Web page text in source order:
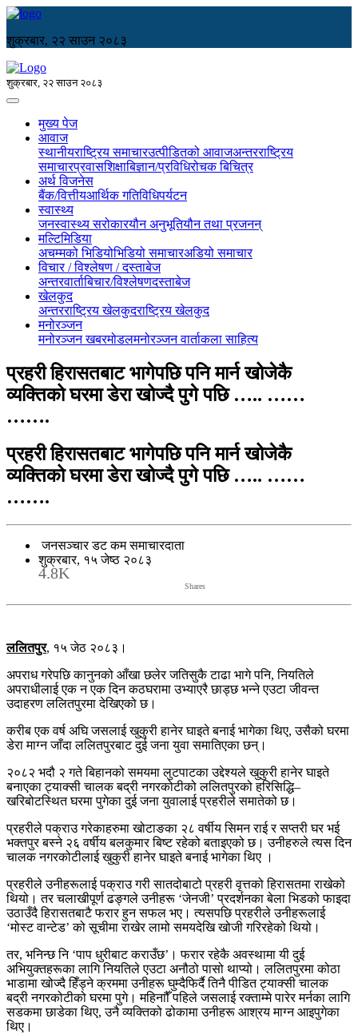
शुक्रबार, २२ साउन २०८३
शुक्रबार, २२ साउन २०८३
मुख्य पेज
आवाज
स्थानीयराष्ट्रिय समाचारउत्पीडितको आवाजअन्तरराष्ट्रिय
समाचारप्रवासशिक्षाबिज्ञान/प्रविधिरोचक बिचित्र
अर्थ विजनेस
बैंक/वित्तीयआर्थिक गतिविधिपर्यटन
स्वास्थ्य
जनस्वास्थ्य सरोकारयौन अनुभूतियौन तथा प्रजनन्
मल्टिमिडिया
अचम्मको भिडियोभिडियो समाचारअडियो समाचार
विचार / विश्लेषण / दस्ताबेज
अन्तरवार्ताबिचार/विश्लेषणदस्ताबेज
खेलकुद
अन्तरराष्ट्रिय खेलकुदराष्ट्रिय खेलकुद
मनोरञ्जन
मनोरञ्जन खबरमोडलमनोरञ्जन वार्ताकला साहित्य
प्रहरी हिरासतबाट भागेपछि पनि मार्न खोजेकै
व्यक्तिको घरमा डेरा खोज्दै पुगे पछि ….. ……
…….
प्रहरी हिरासतबाट भागेपछि पनि मार्न खोजेकै
व्यक्तिको घरमा डेरा खोज्दै पुगे पछि ….. ……
…….
जनसञ्चार डट कम समाचारदाता
शुक्रबार, १५ जेष्ठ २०८३
4.8K
Shares
ललितपुर, १५ जेठ २०८३।
अपराध गरेपछि कानुनको आँखा छलेर जतिसुकै टाढा भागे पनि, नियतिले
अपराधीलाई एक न एक दिन कठघरामा उभ्याएरै छाड्छ भन्ने एउटा जीवन्त
उदाहरण ललितपुरमा देखिएको छ।
करीब एक वर्ष अघि जसलाई खुकुरी हानेर घाइते बनाई भागेका थिए, उसैको घरमा
डेरा माग्न जाँदा ललितपुरबाट दुई जना युवा समातिएका छन्।
२०८२ भदौ २ गते बिहानको समयमा लुटपाटका उद्देश्यले खुकुरी हानेर घाइते
बनाएका ट्याक्सी चालक बद्री नगरकोटीको ललितपुरको हरिसिद्धि–
खरिबोटस्थित घरमा पुगेका दुई जना युवालाई प्रहरीले समातेको छ।
प्रहरीले पक्राउ गरेकाहरुमा खोटाङका २८ वर्षीय सिमन राई र सप्तरी घर भई
भक्तपुर बस्ने २६ वर्षीय बलकुमार बिष्ट रहेको बताइएको छ। उनीहरुले त्यस दिन
चालक नगरकोटीलाई खुकुरी हानेर घाइते बनाई भागेका थिए ।
प्रहरीले उनीहरूलाई पक्राउ गरी सातदोबाटो प्रहरी वृत्तको हिरासतमा राखेको
थियो। तर चलाखीपूर्ण ढङ्गले उनीहरू ‘जेनजी’ प्रदर्शनका बेला भिडको फाइदा
उठाउँदै हिरासतबाटै फरार हुन सफल भए। त्यसपछि प्रहरीले उनीहरूलाई
‘मोस्ट वान्टेड’ को सूचीमा राखेर लामो समयदेखि खोजी गरिरहेको थियो।
तर, भनिन्छ नि ‘पाप धुरीबाट कराउँछ’। फरार रहेकै अवस्थामा यी दुई
अभियुक्तहरूका लागि नियतिले एउटा अनौठो पासो थाप्यो। ललितपुरमा कोठा
भाडामा खोज्दै हिँड्ने क्रममा उनीहरू घुम्दैफिर्दै तिनै पीडित ट्याक्सी चालक
बद्री नगरकोटीको घरमा पुगे। महिनाौँ पहिले जसलाई रक्ताम्मे पारेर मर्नका लागि
सडकमा छाडेका थिए, उनै व्यक्तिको ढोकामा उनीहरू आश्रय माग्न आइपुगेका
थिए।